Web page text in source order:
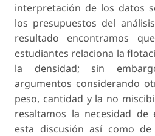
interpretación de los datos
los presupuestos del
resultado encontramos
estudiantes relaciona la
la densidad; sin
argumentos considerando
peso, cantidad y la no
resaltamos la necesidad de
esta discusión así como